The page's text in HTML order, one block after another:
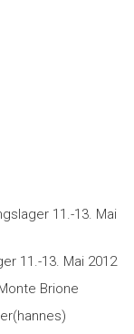
11.-13. Mai
11.-13. Mai 2012
Brione